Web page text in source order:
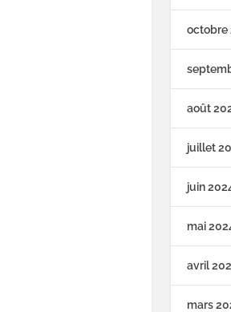
octobre
août
juillet
juin
mai
avril
mars